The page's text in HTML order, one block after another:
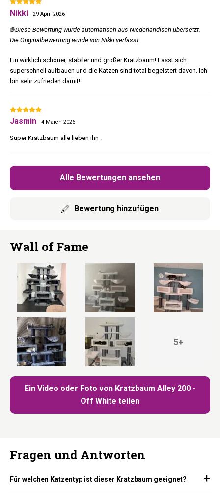
Alle Bewertungen ansehen
Bewertung hinzufügen
Nikki - 29 April 2026
🌐 Diese Bewertung wurde automatisch aus Niederländisch übersetzt.
Die Originalbewertung wurde von Nikki verfasst.
Ein wirklich schöner, stabiler und großer Kratzbaum! Lässt sich
superschnell aufbauen und die Katzen sind total begeistert davon. Ich
bin sehr zufrieden damit!
Jasmin - 4 March 2026
Super Kratzbaum alle lieben ihn .
Wall of Fame
Ein Video oder Foto von Kratzbaum Alley 200 -
Off White teilen
5+
Fragen und Antworten
Für welchen Katzentyp ist dieser Kratzbaum geeignet?